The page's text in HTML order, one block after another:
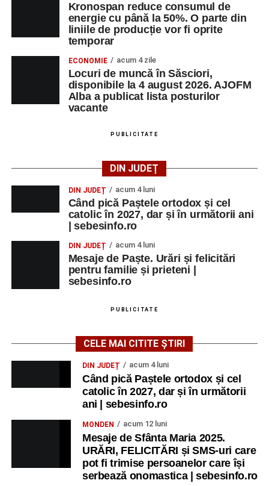
Kronospan reduce consumul de
energie cu până la 50%. O parte din
liniile de producție vor fi oprite
temporar
ECONOMIE acum 4 zile
Locuri de muncă în Săsciori,
disponibile la 4 august 2026. AJOFM
Alba a publicat lista posturilor
vacante
PUBLICITATE
DIN JUDEȚ
DIN JUDEȚ acum 4 luni
Când pică Paștele ortodox și cel
catolic în 2027, dar și în următorii ani
| sebesinfo.ro
DIN JUDEȚ acum 4 luni
Mesaje de Paște. Urări și felicitări
pentru familie și prieteni |
sebesinfo.ro
PUBLICITATE
CELE MAI CITITE ȘTIRI
DIN JUDEȚ acum 4 luni
Când pică Paștele ortodox și cel
catolic în 2027, dar și în următorii
ani | sebesinfo.ro
MONDEN acum 12 luni
Mesaje de Sfânta Maria 2025.
URĂRI, FELICITĂRI și SMS-uri care
pot fi trimise persoanelor care își
serbează onomastica | sebesinfo.ro